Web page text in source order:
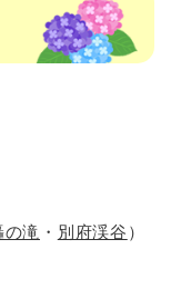
の滝 ・ 別府渓谷 ）